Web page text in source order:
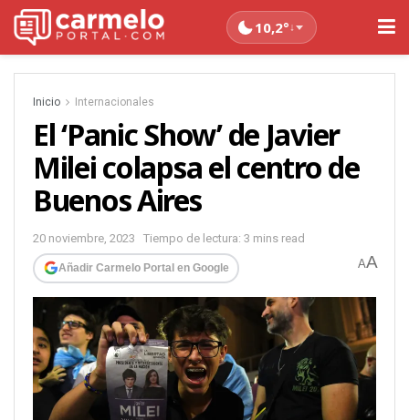
10,2°↓
Inicio Internacionales
El ‘Panic Show’ de Javier
Milei colapsa el centro de
Buenos Aires
20 noviembre, 2023 Tiempo de lectura: 3 mins read
Añadir Carmelo Portal en Google AA